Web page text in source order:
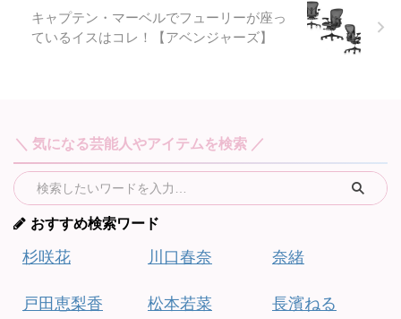
キャプテン・マーベルでフューリーが座っ
ているイスはコレ！【アベンジャーズ】
＼ 気になる芸能人やアイテムを検索 ／
おすすめ検索ワード
杉咲花
戸田恵梨香
川口春奈
松本若菜
奈緒
長濱ねる